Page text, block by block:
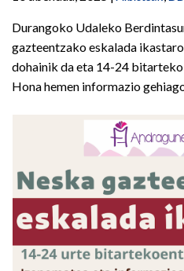
Durangoko Udaleko
gazteentzako eskalada
dohainik da eta 14-24
Hona hemen informazio